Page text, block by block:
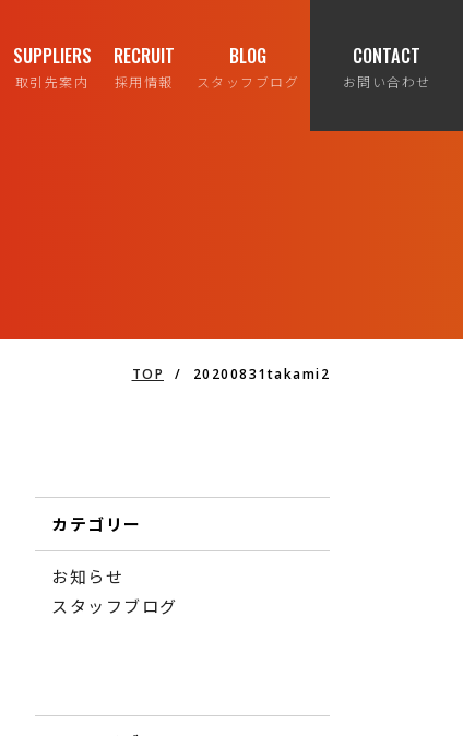
SUPPLIERS
取引先案内
RECRUIT
採用情報
BLOG
スタッフブログ
CONTACT
お問い合わせ
TOP / 20200831takami2
カテゴリー
お知らせ
スタッフブログ